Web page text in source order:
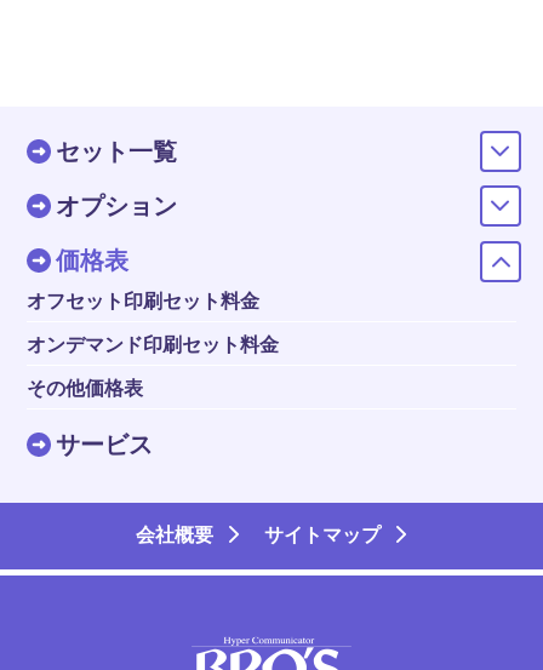
セット一覧
オプション
価格表
オフセット印刷セット料金
オンデマンド印刷セット料金
その他価格表
サービス
会社概要 サイトマップ